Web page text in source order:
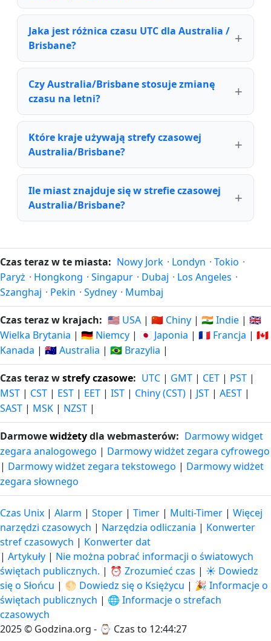
Jaka jest różnica czasu UTC dla Australia /
Brisbane?
Czy Australia/Brisbane stosuje zmianę
czasu na letni?
Które kraje używają strefy czasowej
Australia/Brisbane?
Ile miast znajduje się w strefie czasowej
Australia/Brisbane?
Czas teraz w te miasta: Nowy Jork · Londyn · Tokio ·
Paryż · Hongkong · Singapur · Dubaj · Los Angeles ·
Szanghaj · Pekin · Sydney · Mumbaj
Czas teraz w krajach: 🇺🇸 USA | 🇨🇳 Chiny | 🇮🇳 Indie | 🇬🇧
Wielka Brytania | 🇩🇪 Niemcy | 🇯🇵 Japonia | 🇫🇷 Francja | 🇨🇦
Kanada | 🇦🇺 Australia | 🇧🇷 Brazylia |
Czas teraz wstrefy czasowe: UTC | GMT | CET | PST |
MST | CST | EST | EET | IST | Chiny (CST) | JST | AEST |
SAST | MSK | NZST |
Darmowewidżetydla webmasterów: Darmowy widget
zegara analogowego | Darmowy widżet zegara cyfrowego
| Darmowy widżet zegara tekstowego | Darmowy widżet
zegara słownego
Czas Unix | Alarm | Stoper | Timer | Multi-Timer | Więcej
narzędzi czasowych | Narzędzia odliczania | Konwerter
stref czasowych | Konwerter dat
| Artykuły | Nie można pobrać informacji o światowych
świętach publicznych. | ⏰ Zrozumieć czas | ☀️ Dowiedz
się o Słońcu | 🌕 Dowiedz się o Księżycu | 🎉 Informacje o
świętach publicznych | 🌐 Informacje o strefach
czasowych
2025 © Godzina.org - ⌚ Czas to 12:44:28